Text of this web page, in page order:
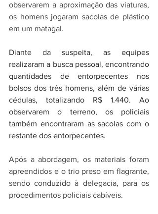
observarem a aproximação das viaturas,
os homens jogaram sacolas de plástico
em um matagal.
Diante da suspeita, as equipes
realizaram a busca pessoal, encontrando
quantidades de entorpecentes nos
bolsos dos três homens, além de várias
cédulas, totalizando R$ 1.440. Ao
observarem o terreno, os policiais
também encontraram as sacolas com o
restante dos entorpecentes.
Após a abordagem, os materiais foram
apreendidos e o trio preso em flagrante,
sendo conduzido à delegacia, para os
procedimentos policiais cabíveis.